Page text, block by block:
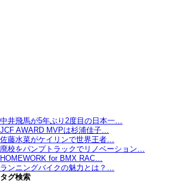
中井飛馬が5年ぶり2度目の日本一…
JCF AWARD MVPは杉浦佳子…
佐藤水菜がケイリンで世界王者…
廃校をパンプトラックでリノベーション…
HOMEWORK for BMX RAC…
ランニングバイクの魅力とは？…
タグ検索